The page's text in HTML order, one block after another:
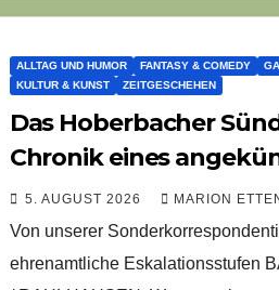
ALLTAG UND HUMOR FANTASY & COMEDY
KULTUR & KUNST
ZEITGESCHEHEN
Das Hoberbacher
Chronik eines
Dorffest-Debakels
5. AUGUST 2026 MARION
Von unserer
ehrenamtliche Eskalationsstufen